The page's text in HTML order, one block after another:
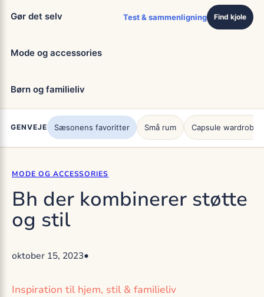
Gør det selv
Mode og accessories
Børn og familieliv
Test & sammenligning Find kjole
GENVEJE Sæsonens favoritter Små rum Capsule wardrobe
MODE OG ACCESSORIES
Bh der kombinerer støtte
og stil
oktober 15, 2023•
Inspiration til hjem, stil & familieliv